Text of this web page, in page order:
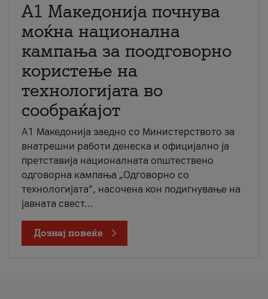
A1 Македонија почнува
моќна национална
кампања за поодговорно
користење на
технологијата во
сообраќајот
A1 Македонија заедно со Министерството за
внатрешни работи денеска и официјално ја
претставија националната општествено
одговорна кампања „Одговорно со
технологијата“, насочена кон подигнување на
јавната свест...
Дознај повеќе